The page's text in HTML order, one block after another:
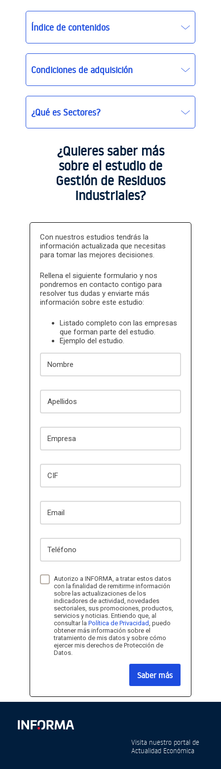
Índice de contenidos
Condiciones de adquisición
¿Qué es Sectores?
Sectores
¿Quieres saber más
sobre el estudio de
Gestión de Residuos
Industriales?
Con nuestros estudios tendrás la
información actualizada que necesitas
para tomar las mejores decisiones.
Rellena el siguiente formulario y nos
pondremos en contacto contigo para
resolver tus dudas y enviarte más
información sobre este estudio:
Listado completo con las empresas
que forman parte del estudio.
Ejemplo del estudio.
Nombre
Apellidos
Empresa
CIF
Email
Teléfono
Autorizo a INFORMA, a tratar estos datos
con la finalidad de remitirme información
sobre las actualizaciones de los
indicadores de actividad, novedades
sectoriales, sus promociones, productos,
servicios y noticias. Entiendo que, al
consultar la Política de Privacidad, puedo
obtener más información sobre el
tratamiento de mis datos y sobre cómo
ejercer mis derechos de Protección de
Datos.
Saber más
Visita nuestro portal de
Actualidad Económica